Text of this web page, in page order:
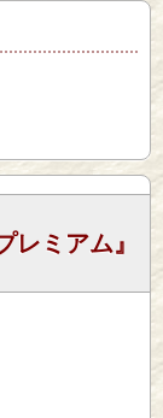
レミアム』